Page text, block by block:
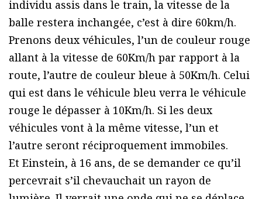
individu assis dans le train, la vitesse de la
balle restera inchangée, c’est à dire 60km/h.
Prenons deux véhicules, l’un de couleur rouge
allant à la vitesse de 60Km/h par rapport à la
route, l’autre de couleur bleue à 50Km/h. Celui
qui est dans le véhicule bleu verra le véhicule
rouge le dépasser à 10Km/h. Si les deux
véhicules vont à la même vitesse, l’un et
l’autre seront réciproquement immobiles.
Et Einstein, à 16 ans, de se demander ce qu’il
percevrait s’il chevauchait un rayon de